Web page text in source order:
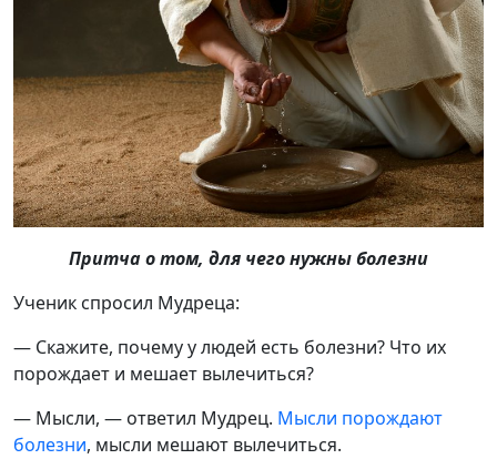
Притча о том, для чего нужны болезни
Ученик спросил Мудреца:
— Скажите, почему у людей есть болезни? Что их
порождает и мешает вылечиться?
— Мысли, — ответил Мудрец. Мысли порождают
болезни, мысли мешают вылечиться.